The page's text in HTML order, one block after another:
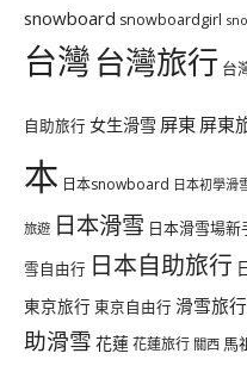
snowboard snowboardgirl
台灣台灣旅行 台
自助旅行 女生滑雪 屏東 屏東
本 日本snowboard 日本初學滑
旅遊 日本滑雪 日本滑雪場新
雪自由行 日本自助旅行
東京旅行 東京自由行 滑雪旅行
助滑雪 花蓮花蓮旅行 關西 馬